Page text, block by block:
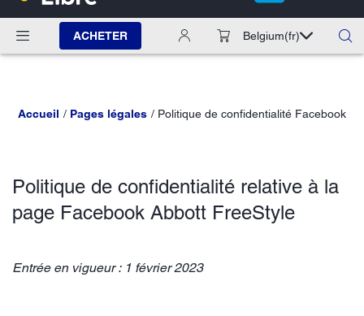
ACHETER Belgium(fr)
Accueil Pages légales Politique de confidentialité Facebook
Politique de confidentialité relative à la
page Facebook Abbott FreeStyle
Entrée en vigueur : 1 février 2023